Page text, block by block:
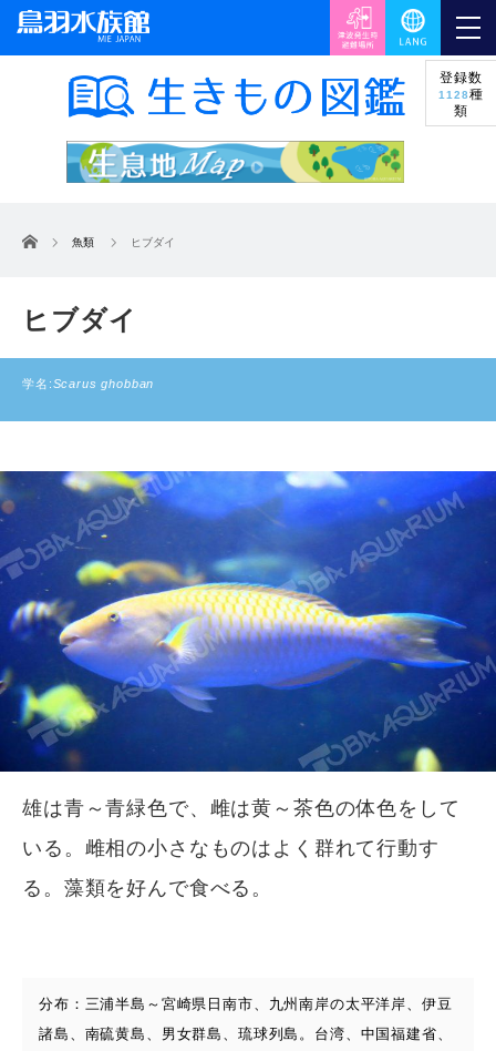
登録数
1128種
類
ホーム 魚類 ヒブダイ
ヒブダイ
学名:Scarus ghobban
雄は青～青緑色で、雌は黄～茶色の体色をして
いる。雌相の小さなものはよく群れて行動す
る。藻類を好んで食べる。
分布：三浦半島～宮崎県日南市、九州南岸の太平洋岸、伊豆
諸島、南硫黄島、男女群島、琉球列島。台湾、中国福建省、